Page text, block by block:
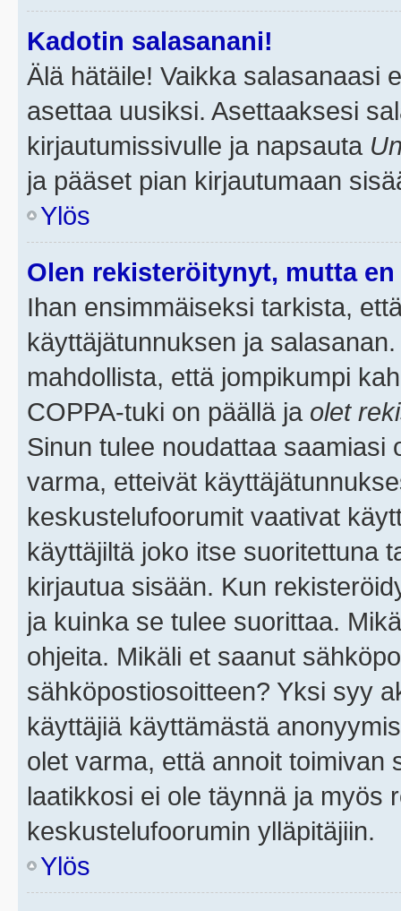
Kadotin salasanani!
Älä hätäile! Vaikka salasanaasi
asettaa uusiksi. Asettaaksesi
kirjautumissivulle ja napsauta
ja pääset pian kirjautumaan
Ylös
Olen rekisteröitynyt, mutta
Ihan ensimmäiseksi tarkista,
käyttäjätunnuksen ja
mahdollista, että jompikumpi
COPPA-tuki on päällä ja olet
Sinun tulee noudattaa saamiasi
varma, etteivät
keskustelufoorumit vaativat
käyttäjiltä joko itse suoritettuna
kirjautua sisään. Kun
ja kuinka se tulee suorittaa.
ohjeita. Mikäli et saanut
sähköpostiosoitteen? Yksi syy
käyttäjiä käyttämästä
olet varma, että annoit toimivan
laatikkosi ei ole täynnä ja myös
keskustelufoorumin ylläpitäjiin.
Ylös